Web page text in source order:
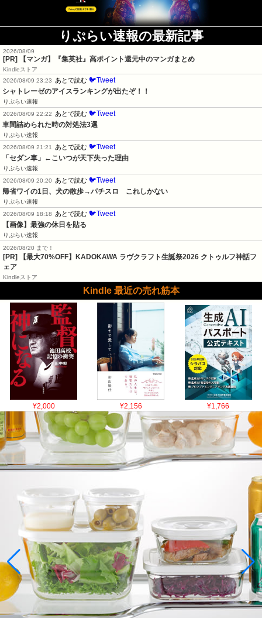
りぷらい速報の最新記事
2026/08/09
[PR] 【マンガ】『集英社』高ポイント還元中のマンガまとめ
Kindleストア
2026/08/09 23:23
あとで読む 🐦Tweet
シャトレーゼのアイスランキングが出たぞ！！
りぷらい速報
2026/08/09 22:22
あとで読む 🐦Tweet
車間詰められた時の対処法3選
りぷらい速報
2026/08/09 21:21
あとで読む 🐦Tweet
「セダン車」←こいつが天下失った理由
りぷらい速報
2026/08/09 20:20
あとで読む 🐦Tweet
帰省ワイの1日、犬の散歩→パチスロ　これしかない
りぷらい速報
2026/08/09 18:18
あとで読む 🐦Tweet
【画像】最強の休日を貼る
りぷらい速報
2026/08/20 まで！
[PR]
【最大70%OFF】KADOKAWA ラヴクラフト生誕祭2026 クトゥルフ神話フ
ェア
Kindleストア
Kindle 最近の売れ筋本
¥2,000 ¥2,156 ¥1,766